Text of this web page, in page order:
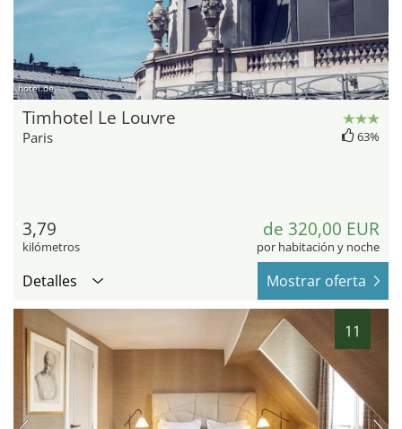
hotel.de
Timhotel Le Louvre
Paris 63%
3,79
kilómetros
de 320,00 EUR
por habitación y noche
Detalles Mostrar oferta
11